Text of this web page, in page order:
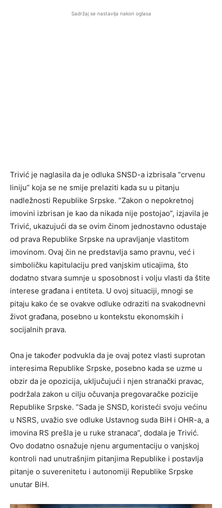
Sadržaj se nastavlja nakon oglasa
Trivić je naglasila da je odluka SNSD-a izbrisala “crvenu
liniju” koja se ne smije prelaziti kada su u pitanju
nadležnosti Republike Srpske. “Zakon o nepokretnoj
imovini izbrisan je kao da nikada nije postojao”, izjavila je
Trivić, ukazujući da se ovim činom jednostavno odustaje
od prava Republike Srpske na upravljanje vlastitom
imovinom. Ovaj čin ne predstavlja samo pravnu, već i
simboličku kapitulaciju pred vanjskim uticajima, što
dodatno stvara sumnje u sposobnost i volju vlasti da štite
interese građana i entiteta. U ovoj situaciji, mnogi se
pitaju kako će se ovakve odluke odraziti na svakodnevni
život građana, posebno u kontekstu ekonomskih i
socijalnih prava.
Ona je također podvukla da je ovaj potez vlasti suprotan
interesima Republike Srpske, posebno kada se uzme u
obzir da je opozicija, uključujući i njen stranački pravac,
podržala zakon u cilju očuvanja pregovaračke pozicije
Republike Srpske. “Sada je SNSD, koristeći svoju većinu
u NSRS, uvažio sve odluke Ustavnog suda BiH i OHR-a, a
imovina RS prešla je u ruke stranaca”, dodala je Trivić.
Ovo dodatno osnažuje njenu argumentaciju o vanjskoj
kontroli nad unutrašnjim pitanjima Republike i postavlja
pitanje o suverenitetu i autonomiji Republike Srpske
unutar BiH.